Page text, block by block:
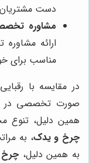
دست مشتریان
مشاوره
ارائه
مناسب برای
در مقایسه با
صورت تخصصی در
همین دلیل، تنوع
چرخ و یدک، به
به همین دلیل،